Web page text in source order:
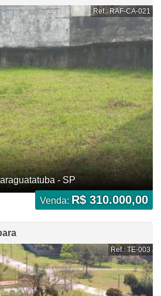
Ref.: RAF-CA-021
- SP
Venda: R$ 310.000,00
Ref.: TE-003